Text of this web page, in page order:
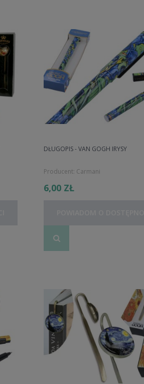
DŁUGOPIS - VAN GOGH IRYSY
Producent: Carmani
6,00 ZŁ